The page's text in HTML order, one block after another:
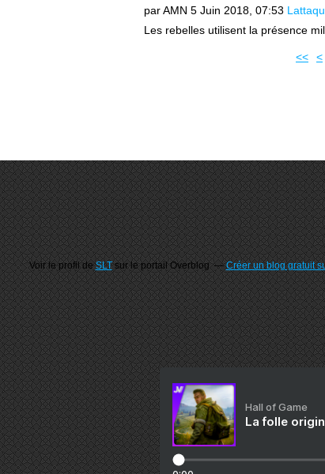
par AMN 5 Juin 2018, 07:53
Les rebelles utilisent la présence
<< <
Voir le profil deSLTsur le portail Overblog Créer un blog gratuit
Hall of Game
La folle